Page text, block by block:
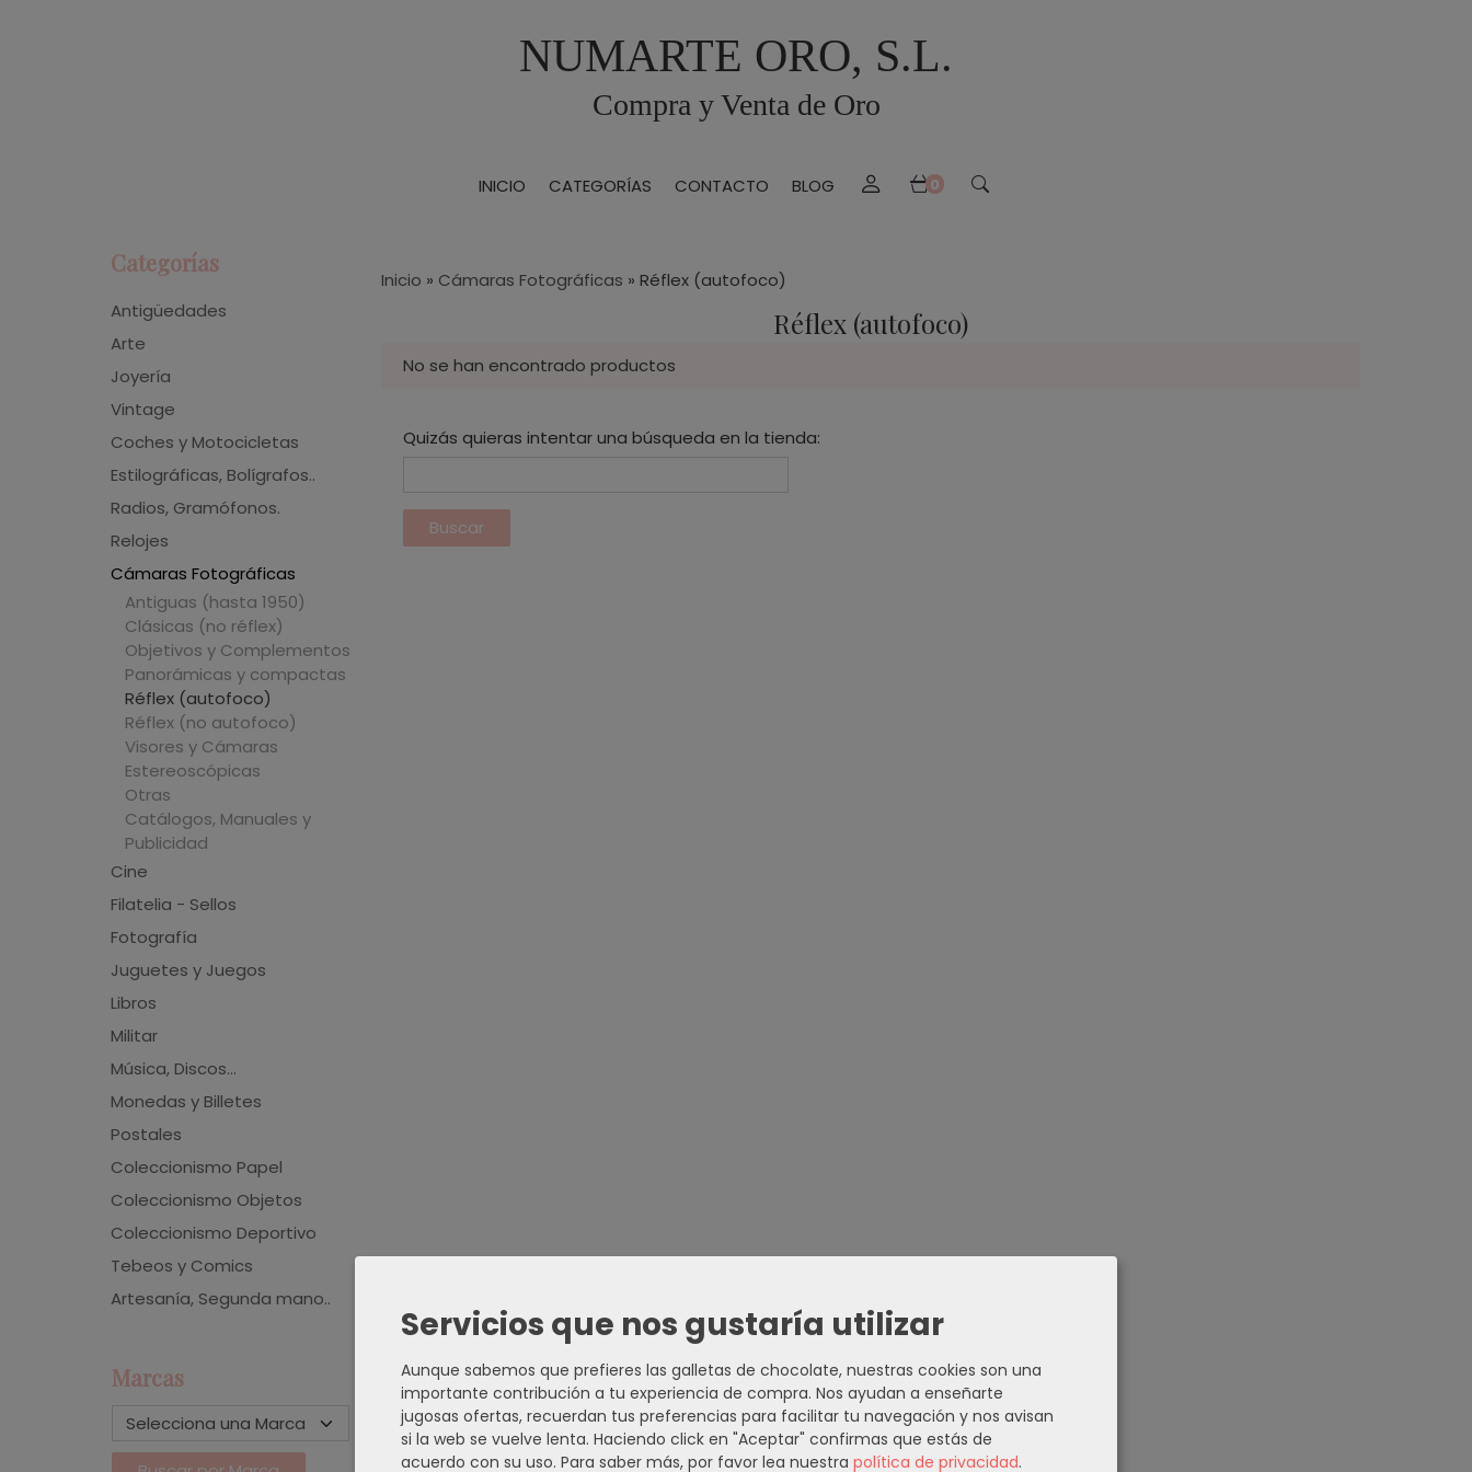
NUMARTE ORO, S.L.
Compra y Venta de Oro
INICIO CATEGORÍAS CONTACTO BLOG 0
Categorías
Antigüedades
Arte
Joyería
Vintage
Coches y Motocicletas
Estilográficas, Bolígrafos..
Radios, Gramófonos.
Relojes
Cámaras Fotográficas
Antiguas (hasta 1950)
Clásicas (no réflex)
Objetivos y Complementos
Panorámicas y compactas
Réflex (autofoco)
Réflex (no autofoco)
Visores y Cámaras
Estereoscópicas
Otras
Catálogos, Manuales y
Publicidad
Cine
Filatelia - Sellos
Fotografía
Juguetes y Juegos
Libros
Militar
Música, Discos...
Monedas y Billetes
Postales
Coleccionismo Papel
Coleccionismo Objetos
Coleccionismo Deportivo
Tebeos y Comics
Artesanía, Segunda mano..
Marcas
Inicio » Cámaras Fotográficas » Réflex (autofoco)
Réflex (autofoco)
No se han encontrado productos
Quizás quieras intentar una búsqueda en la tienda:
Servicios que nos gustaría utilizar
Aunque sabemos que prefieres las galletas de chocolate, nuestras cookies son una
importante contribución a tu experiencia de compra. Nos ayudan a enseñarte
jugosas ofertas, recuerdan tus preferencias para facilitar tu navegación y nos avisan
si la web se vuelve lenta. Haciendo click en "Aceptar" confirmas que estás de
acuerdo con su uso. Para saber más, por favor lea nuestra política de privacidad.